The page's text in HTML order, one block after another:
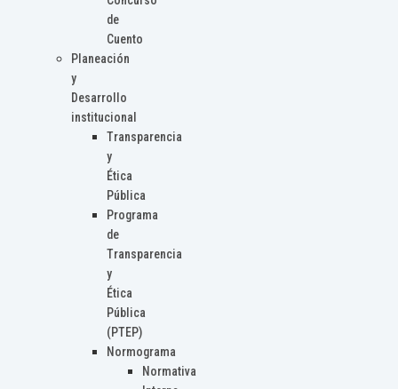
de
Cuento
Planeación
y
Desarrollo
institucional
Transparencia
y
Ética
Pública
Programa
de
Transparencia
y
Ética
Pública
(PTEP)
Normograma
Normativa